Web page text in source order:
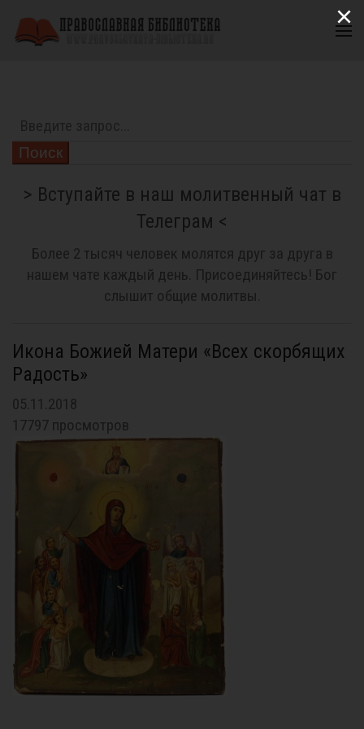
Поиск
> Вступайте в наш молитвенный чат в
Телеграм <
Более 2 тысяч человек молятся друг за друга в
нашем чате каждый день. Присоединяйтесь! Бог
слышит общие молитвы.
Икона Божией Матери «Всех скорбящих
Радость»
05.11.2018
17797 просмотров
×